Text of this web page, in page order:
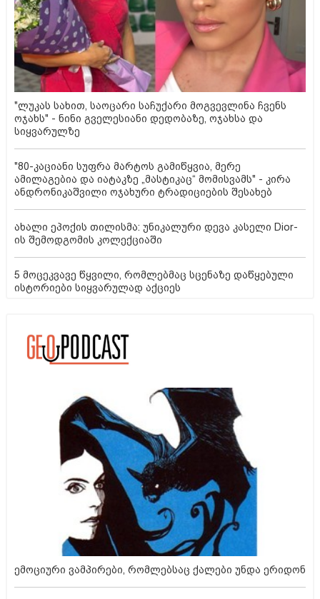
"ლუკას სახით, საოცარი საჩუქარი მოგვევლინა ჩვენს
ოჯახს" - ნინი გველესიანი დედობაზე, ოჯახსა და
სიყვარულზე
"80-კაციანი სუფრა მარტოს გამიწყვია, მერე
ამილაგებია და იატაკზე „მასტიკაც“ მომისვამს" - კირა
ანდრონიკაშვილი ოჯახური ტრადიციების შესახებ
ახალი ეპოქის თილისმა: უნიკალური დევა კასელი Dior-
ის შემოდგომის კოლექციაში
5 მოცეკვავე წყვილი, რომლებმაც სცენაზე დაწყებული
ისტორიები სიყვარულად აქციეს
ემოციური ვამპირები, რომლებსაც ქალები უნდა ერიდონ